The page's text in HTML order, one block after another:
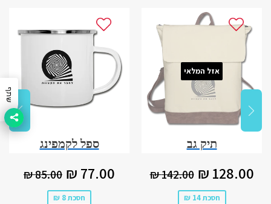
ספל לקמפינג
מחיר
מבצע
77.00 ₪
77.00
₪
מחיר רגיל
85.00 ₪
חסכת 8 ₪
אזל המלאי
תיק גב
מחיר
מבצע
128.00 ₪
128.00
₪
מחיר רגיל
142.00 ₪
142.00 ₪
חסכת 14 ₪
שתף